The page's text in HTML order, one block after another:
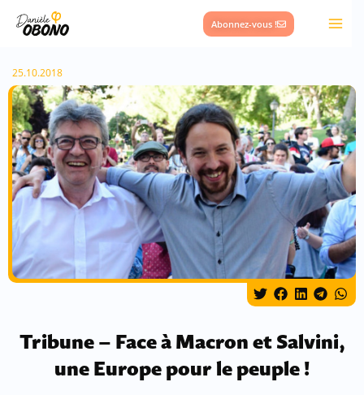
Abonnez-vous !
25.10.2018
Tribune – Face à Macron et Salvini,
une Europe pour le peuple !